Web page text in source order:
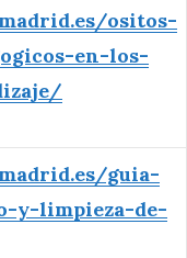
ositos-
en-los-
guia-
y-limpieza-de-